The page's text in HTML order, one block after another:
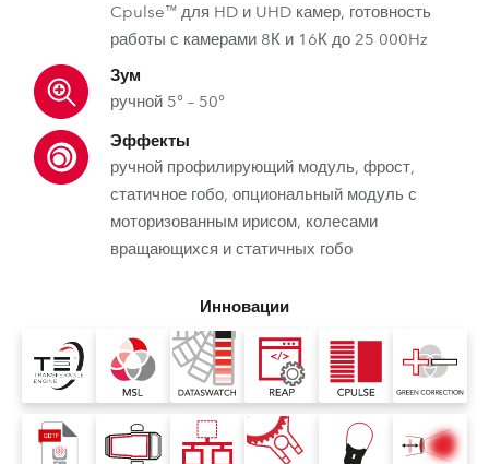
Cpulse™ для HD и UHD камер, готовность
работы с камерами 8К и 16К до 25 000Hz
Зум
ручной 5° – 50°
Эффекты
ручной профилирующий модуль, фрост,
статичное гобо, опциональный модуль с
моторизованным ирисом, колесами
вращающихся и статичных гобо
Инновации